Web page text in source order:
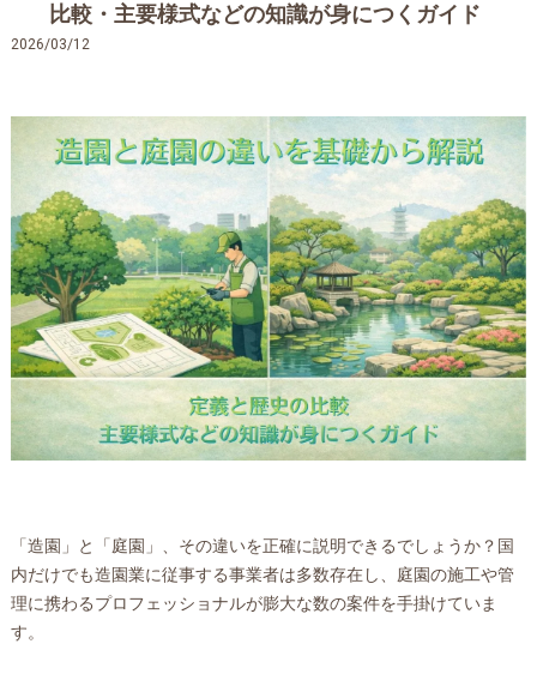
比較・主要様式などの知識が身につくガイド
2026/03/12
「造園」と「庭園」、その違いを正確に説明できるでしょうか？国
内だけでも造園業に従事する事業者は多数存在し、庭園の施工や管
理に携わるプロフェッショナルが膨大な数の案件を手掛けていま
す。